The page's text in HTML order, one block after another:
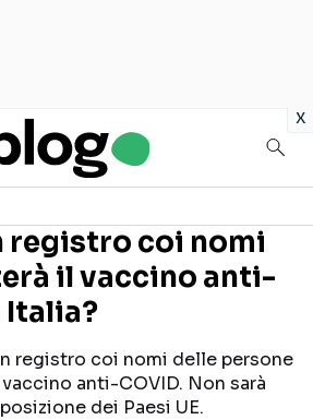
x
sui social
registro coi nomi
il vaccino anti-
Italia?
registro coi nomi delle persone
anti-COVID. Non sarà
dei Paesi UE.